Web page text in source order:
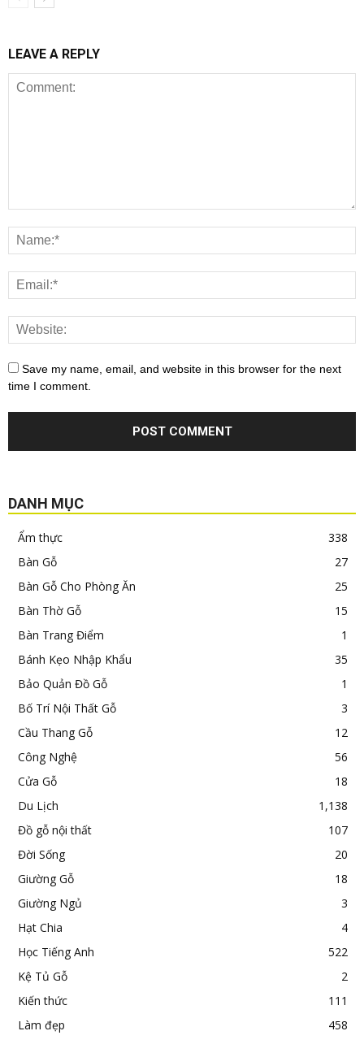
LEAVE A REPLY
Save my name, email, and website in this browser for the next
time I comment.
DANH MỤC
Ẩm thực
338
Bàn Gỗ
27
Bàn Gỗ Cho Phòng Ăn
25
Bàn Thờ Gỗ
15
Bàn Trang Điểm
1
Bánh Kẹo Nhập Khẩu
35
Bảo Quản Đồ Gỗ
1
Bố Trí Nội Thất Gỗ
3
Cầu Thang Gỗ
12
Công Nghệ
56
Cửa Gỗ
18
Du Lịch
1,138
Đồ gỗ nội thất
107
Đời Sống
20
Giường Gỗ
18
Giường Ngủ
3
Hạt Chia
4
Học Tiếng Anh
522
Kệ Tủ Gỗ
2
Kiến thức
111
Làm đẹp
458